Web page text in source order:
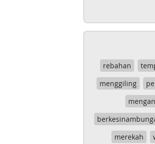
rebahan
menggiling
merekah